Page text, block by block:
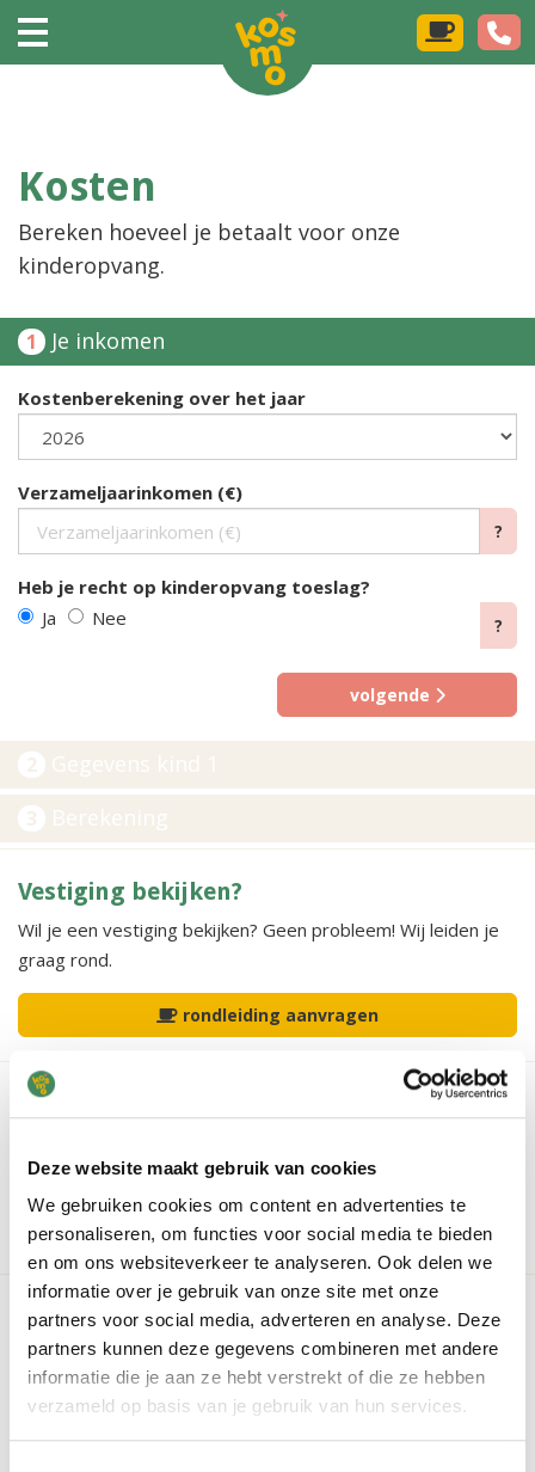
Deze website maakt gebruik van cookies
We gebruiken cookies om content en advertenties te
personaliseren, om functies voor social media te bieden
en om ons websiteverkeer te analyseren. Ook delen we
informatie over je gebruik van onze site met onze
partners voor social media, adverteren en analyse. Deze
partners kunnen deze gegevens combineren met andere
informatie die je aan ze hebt verstrekt of die ze hebben
verzameld op basis van je gebruik van hun services.
Kosten
Bereken hoeveel je betaalt voor onze
kinderopvang.
1 Je inkomen
Kostenberekening over het jaar
Verzameljaarinkomen (€)
?
Heb je recht op kinderopvang toeslag?
Ja
Nee ?
volgende
Vestiging bekijken?
Wil je een vestiging bekijken? Geen probleem! Wij leiden je
graag rond.
rondleiding aanvragen
Interesse?
KOSMO.
vrijblijvend inschrijven
Je kosten
Weten hoeveel je betaalt bij KOSMO? Bereken eenvoudig je
kosten uit.
bereken je kosten